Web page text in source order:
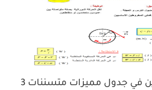
سلسلة تمارين في جدول مميزات متسننات 3